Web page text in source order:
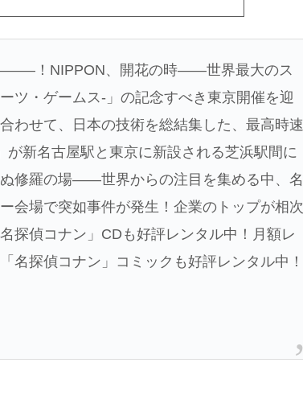
―――！NIPPON、開花の時――世界最大のス
ツ・ゲームス-」の記念すべき東京開催を迎
わせて、日本の技術を総結集した、最高時速
新名古屋駅と東京に新設される芝浜駅間に
修羅の場――世界からの注目を集める中、名
会場で突如事件が発生！企業のトップが相次
探偵コナン」CDも好評レンタル中！月額レ
名探偵コナン」コミックも好評レンタル中！